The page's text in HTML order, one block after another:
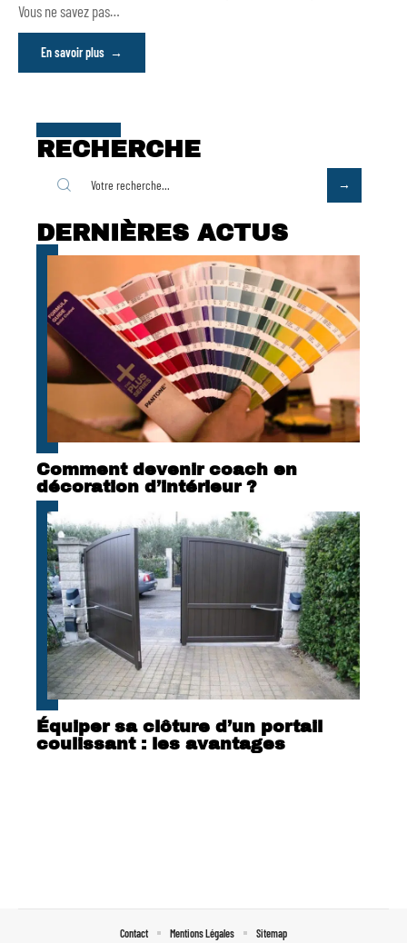
Vous ne savez pas…
En savoir plus
RECHERCHE
DERNIÈRES ACTUS
Comment devenir coach en
décoration d’intérieur ?
Équiper sa clôture d’un portail
coulissant : les avantages
Contact Mentions Légales Sitemap